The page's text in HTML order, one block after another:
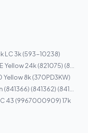
LC 3k (593-10238)
8k (370PD3KW)
43 (9967000909) 17k